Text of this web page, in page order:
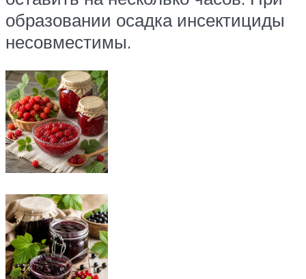
образовании осадка инсектициды
несовместимы.